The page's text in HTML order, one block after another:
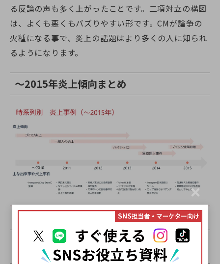
る反論の声も多く上がったことです。二項対立の構図
は、よくも悪くもバズりやすい形です。CMが論争の
火種になる事で、炎上の話題はより多くの人に知られ
るようになります。
～2015年炎上傾向まとめ
2016年：一般人の投稿がきっかけとなる
「議論型炎上」
C
l
o
s